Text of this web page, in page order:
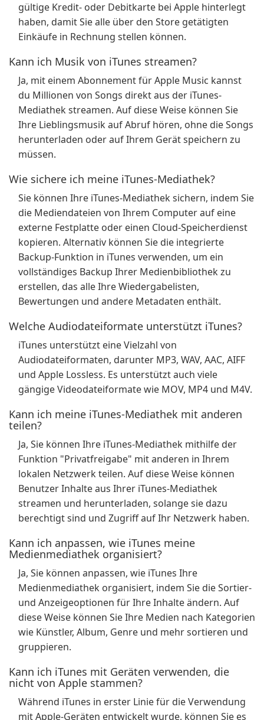
gültige Kredit- oder Debitkarte bei Apple hinterlegt
haben, damit Sie alle über den Store getätigten
Einkäufe in Rechnung stellen können.
Kann ich Musik von iTunes streamen?
Ja, mit einem Abonnement für Apple Music kannst
du Millionen von Songs direkt aus der iTunes-
Mediathek streamen. Auf diese Weise können Sie
Ihre Lieblingsmusik auf Abruf hören, ohne die Songs
herunterladen oder auf Ihrem Gerät speichern zu
müssen.
Wie sichere ich meine iTunes-Mediathek?
Sie können Ihre iTunes-Mediathek sichern, indem Sie
die Mediendateien von Ihrem Computer auf eine
externe Festplatte oder einen Cloud-Speicherdienst
kopieren. Alternativ können Sie die integrierte
Backup-Funktion in iTunes verwenden, um ein
vollständiges Backup Ihrer Medienbibliothek zu
erstellen, das alle Ihre Wiedergabelisten,
Bewertungen und andere Metadaten enthält.
Welche Audiodateiformate unterstützt iTunes?
iTunes unterstützt eine Vielzahl von
Audiodateiformaten, darunter MP3, WAV, AAC, AIFF
und Apple Lossless. Es unterstützt auch viele
gängige Videodateiformate wie MOV, MP4 und M4V.
Kann ich meine iTunes-Mediathek mit anderen
teilen?
Ja, Sie können Ihre iTunes-Mediathek mithilfe der
Funktion "Privatfreigabe" mit anderen in Ihrem
lokalen Netzwerk teilen. Auf diese Weise können
Benutzer Inhalte aus Ihrer iTunes-Mediathek
streamen und herunterladen, solange sie dazu
berechtigt sind und Zugriff auf Ihr Netzwerk haben.
Kann ich anpassen, wie iTunes meine
Medienmediathek organisiert?
Ja, Sie können anpassen, wie iTunes Ihre
Medienmediathek organisiert, indem Sie die Sortier-
und Anzeigeoptionen für Ihre Inhalte ändern. Auf
diese Weise können Sie Ihre Medien nach Kategorien
wie Künstler, Album, Genre und mehr sortieren und
gruppieren.
Kann ich iTunes mit Geräten verwenden, die
nicht von Apple stammen?
Während iTunes in erster Linie für die Verwendung
mit Apple-Geräten entwickelt wurde, können Sie es